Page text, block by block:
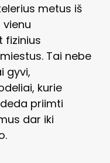
metus iš
fizinius
Tai nebe
gyvi,
kurie
priimti
dar iki